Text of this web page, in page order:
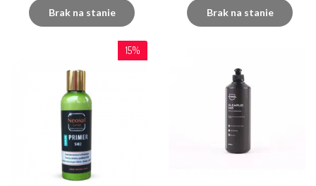
Brak na stanie
Brak na stanie
15%